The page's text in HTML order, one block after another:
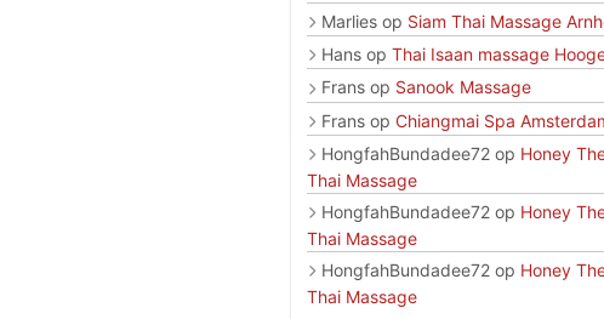
Marliesop Siam Thai Massage
Hansop Thai Isaan massage
Fransop Sanook Massage
Fransop Chiangmai Spa
HongfahBundadee72op Honey
Thai Massage
HongfahBundadee72op Honey
Thai Massage
HongfahBundadee72op Honey
Thai Massage